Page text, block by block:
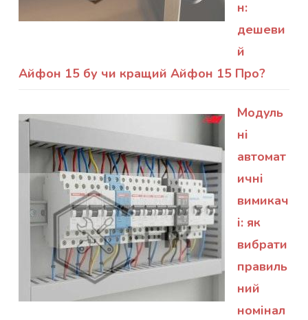
н:
дешеви
й
Айфон 15 бу чи кращий Айфон 15 Про?
Модуль
ні
автомат
ичні
вимикач
і: як
вибрати
правиль
ний
номінал